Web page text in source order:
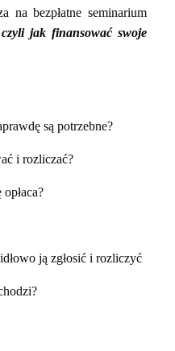
na bezpłatne seminarium
jak finansować swoje
są potrzebne?
i rozliczać?
ją zgłosić i rozliczyć